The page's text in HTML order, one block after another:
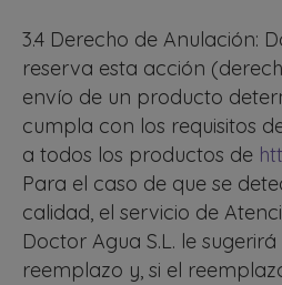
3.4 Derecho de Anulación:
reserva esta acción
envío de un producto
cumpla con los requisitos
a todos los productos de
Para el caso de que se
calidad, el servicio de
Doctor Agua S.L. le
reemplazo y, si el